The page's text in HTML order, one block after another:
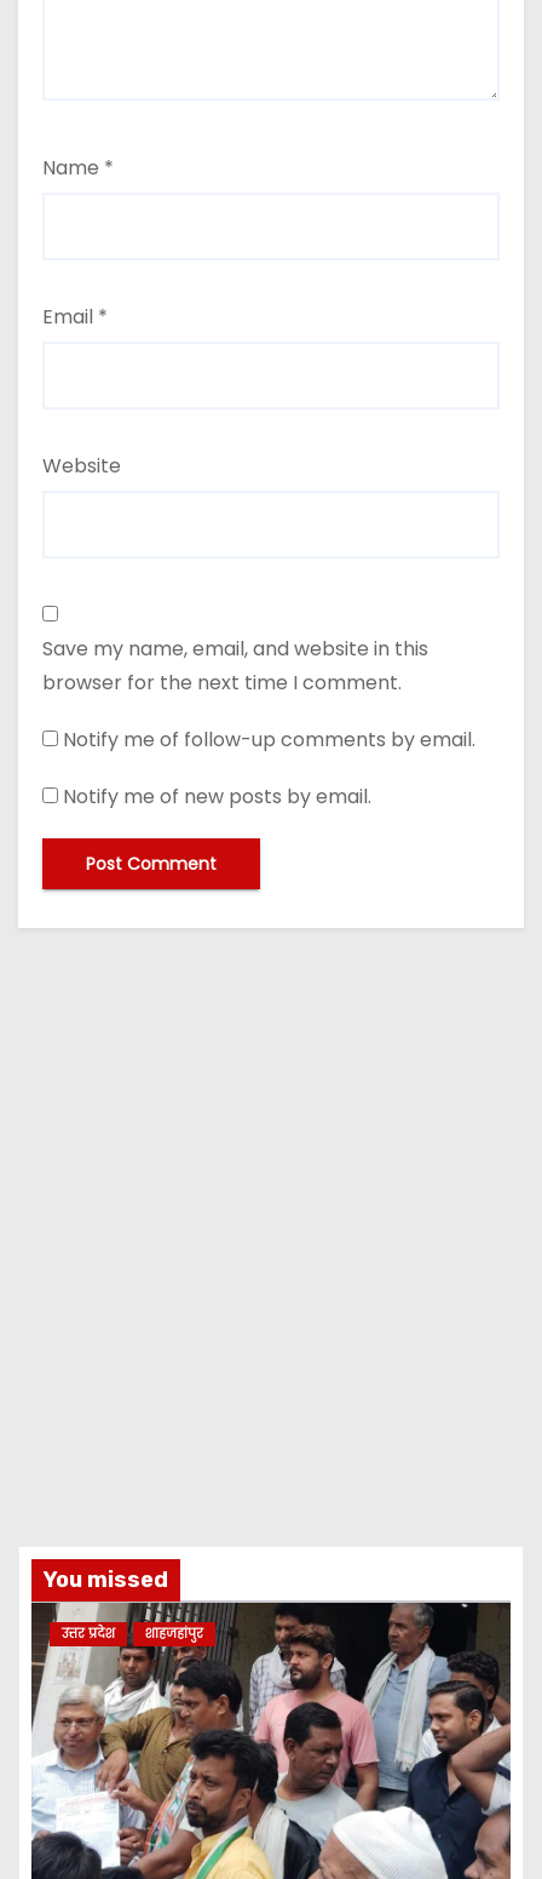
Name *
Email *
Website
Save my name, email, and website in this
browser for the next time I comment.
Notify me of follow-up comments by email.
Notify me of new posts by email.
You missed
उत्तर प्रदेश शाहजहांपुर